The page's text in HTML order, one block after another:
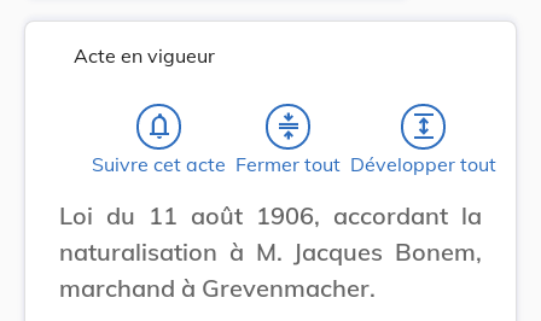
Acte en vigueur
notifications_none
Suivre cet acte
compress
Fermer tout
expand
Développer tout
Loi du 11 août 1906, accordant la
naturalisation à M. Jacques Bonem,
marchand à Grevenmacher.